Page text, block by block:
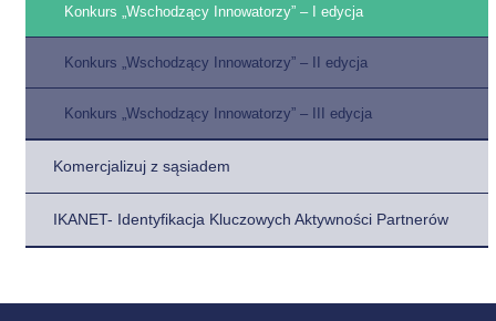
Konkurs „Wschodzący Innowatorzy” – I edycja
Konkurs „Wschodzący Innowatorzy” – II edycja
Konkurs „Wschodzący Innowatorzy” – III edycja
Komercjalizuj z sąsiadem
IKANET- Identyfikacja Kluczowych Aktywności Partnerów